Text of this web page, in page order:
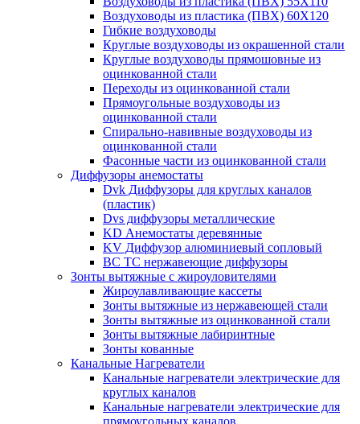
Воздуховоды из пластика (ПВХ) 60Х120
Гибкие воздуховоды
Круглые воздуховоды из окрашенной стали
Круглые воздуховоды прямошовные из
оцинкованной стали
Переходы из оцинкованной стали
Прямоугольные воздуховоды из
оцинкованной стали
Спирально-навивные воздуховоды из
оцинкованной стали
Фасонные части из оцинкованной стали
Диффузоры анемостаты
Dvk Диффузоры для круглых каналов
(пластик)
Dvs диффузоры металлические
KD Анемостаты деревянные
KV Диффузор алюминиевый сопловый
ВС ТС нержавеющие диффузоры
Зонты вытяжные с жироуловителями
Жироулавливающие кассеты
Зонты вытяжные из нержавеющей стали
Зонты вытяжные из оцинкованной стали
Зонты вытяжные лабиринтные
Зонты кованные
Канальные Нагреватели
Канальные нагреватели электрические для
круглых каналов
Канальные нагреватели электрические для
прямоугольных каналов